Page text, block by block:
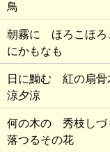
鳥
朝霧に ほろこほ
にかもなも
日に黝む 紅の扇
涼夕涼
何の木の 秀枝し
落つるその花